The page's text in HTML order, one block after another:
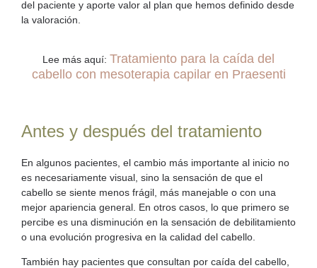
del paciente y aporte valor al plan que hemos definido desde
la valoración.
Lee más aquí: Tratamiento para la caída del
cabello con mesoterapia capilar en Praesenti
Antes y después del tratamiento
En algunos pacientes, el cambio más importante al inicio no
es necesariamente visual, sino la sensación de que el
cabello se siente menos frágil, más manejable o con una
mejor apariencia general. En otros casos, lo que primero se
percibe es una disminución en la sensación de debilitamiento
o una evolución progresiva en la calidad del cabello.
También hay pacientes que consultan por caída del cabello